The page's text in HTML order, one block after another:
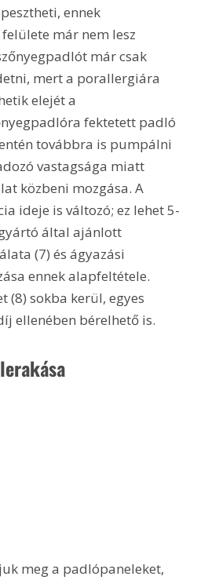
ennek
már nem lesz
már csak
mert a porallergiára
elejét a
fektetett padló
továbbra is pumpálni
vastagsága miatt
közbeni mozgása. A
ideje is változó; ez lehet 5-
által ajánlott
(7) és ágyazási
ennek alapfeltétele.
(8) sokba kerül, egyes
ellenében bérelhető is.
meg a padlópaneleket,